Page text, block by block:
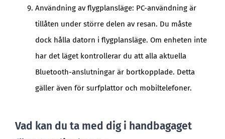
Användning av flygplansläge: PC-användning är
tillåten under större delen av resan. Du måste
dock hålla datorn i flygplansläge. Om enheten inte
har det läget kontrollerar du att alla aktuella
Bluetooth-anslutningar är bortkopplade. Detta
gäller även för surfplattor och mobiltelefoner.
Vad kan du ta med dig i handbagaget